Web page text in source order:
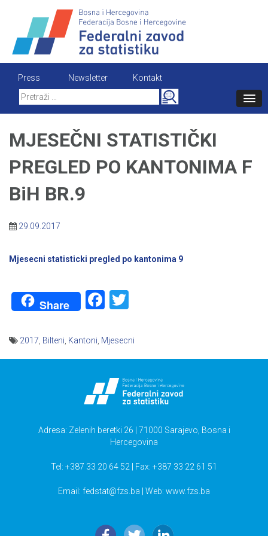
content
Press Newsletter
Kontakt
Search
for:
MJESEČNI STATISTIČKI
PREGLED PO KANTONIMA F
BiH BR.9
29.09.2017
Mjesecni statisticki pregled po kantonima 9
Share Facebook
2017 Bilteni Kantoni Mjesecni
Adresa: Zelenih beretki 26 | 71000 Sarajevo, Bosna i
Hercegovina
Tel: +387 33 20 64 52 | Fax: +387 33 22 61 51
Email: fedstat@fzs.ba | Web: www.fzs.ba